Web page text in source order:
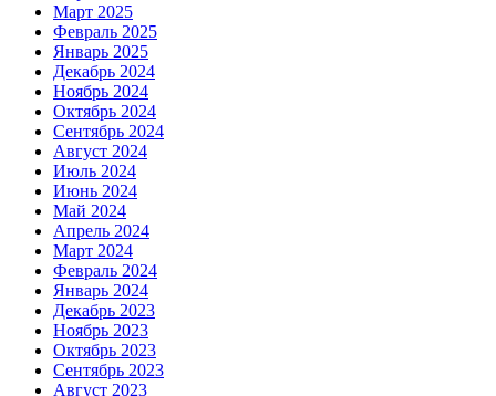
Март 2025
Февраль 2025
Январь 2025
Декабрь 2024
Ноябрь 2024
Октябрь 2024
Сентябрь 2024
Август 2024
Июль 2024
Июнь 2024
Май 2024
Апрель 2024
Март 2024
Февраль 2024
Январь 2024
Декабрь 2023
Ноябрь 2023
Октябрь 2023
Сентябрь 2023
Август 2023